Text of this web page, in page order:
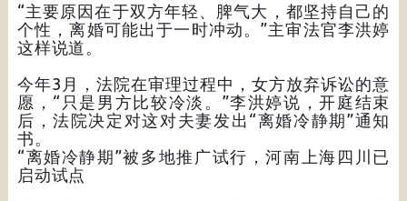
“主要原因在于双方年轻、脾气大，都坚持自己的
个性，离婚可能出于一时冲动。”主审法官李洪婷
这样说道。
今年3月，法院在审理过程中，女方放弃诉讼的意
愿，“只是男方比较冷淡。”李洪婷说，开庭结束
后，法院决定对这对夫妻发出“离婚冷静期”通知
书。
“离婚冷静期”被多地推广试行，河南上海四川已
启动试点